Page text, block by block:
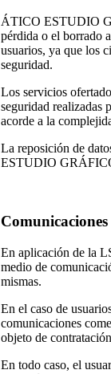
ÁTICO ESTUDIO
pérdida o el borrado
usuarios, ya que los
seguridad.
Los servicios
seguridad realizadas
acorde a la
La reposición de
ESTUDIO
Comunicaciones
En aplicación de la
medio de
mismas.
En el caso de
comunicaciones
objeto de
En todo caso, el